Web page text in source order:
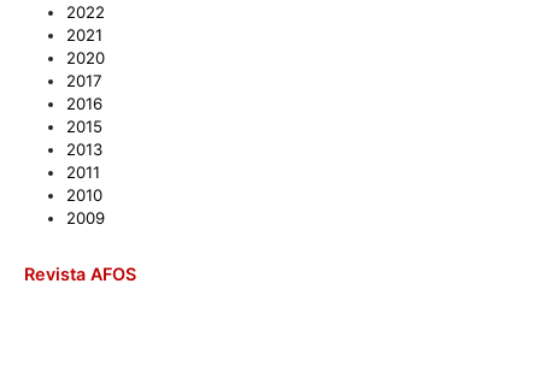
2022
2021
2020
2017
2016
2015
2013
2011
2010
2009
Revista AFOS